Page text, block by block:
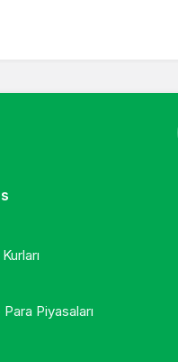
Piyasaları